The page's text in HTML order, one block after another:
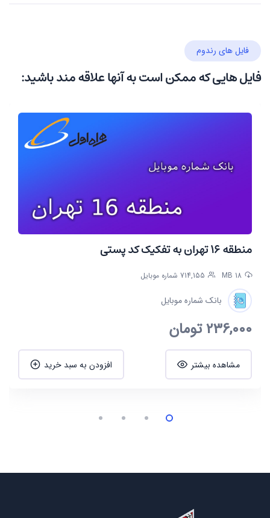
فایل های رندوم
فایل هایی که ممکن است به آنها علاقه مند باشید:
منطقه 16 تهران به تفکیک کد پستی
18 MB 714,155 شماره موبایل
بانک شماره موبایل
236,000تومان
مشاهده بیشتر افزودن به سبد خرید